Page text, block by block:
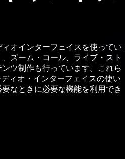
オインターフェイスを使ってい
ズーム・コール、ライブ・スト
ツ制作も行っています。これら
ィオ・インターフェイスの使い
なときに必要な機能を利用でき